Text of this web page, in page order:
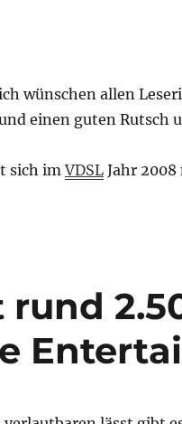
wünschen allen
einen guten Rutsch
sich imVDSLJahr